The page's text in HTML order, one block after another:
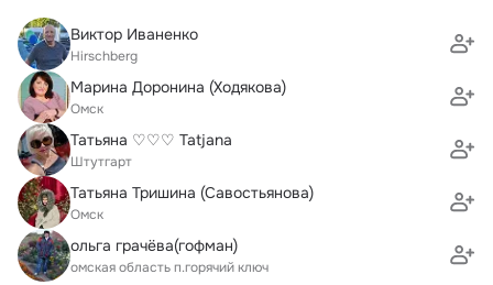
Виктор Иваненко
Hirschberg
Марина Доронина (Ходякова)
Омск
Татьяна ♡♡♡ Tatjana
Штутгарт
Татьяна Тришина (Савостьянова)
Омск
ольга грачёва(гофман)
омская область п.горячий ключ